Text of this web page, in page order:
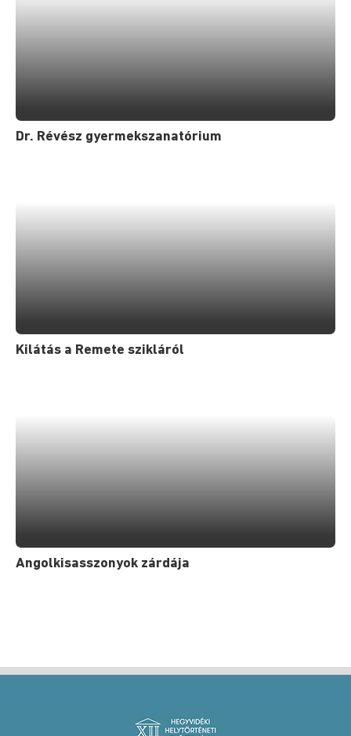
Dr. Révész gyermekszanatórium
Kilátás a Remete szikláról
Angolkisasszonyok zárdája